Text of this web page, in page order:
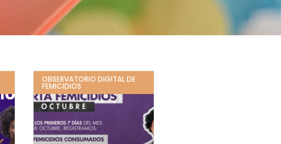
OBSERVATORIO DIGITAL DE
FEMICIDIOS